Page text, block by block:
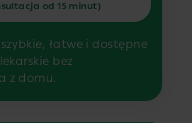
od 15 minut)
łatwe i dostępne
bez
z domu.